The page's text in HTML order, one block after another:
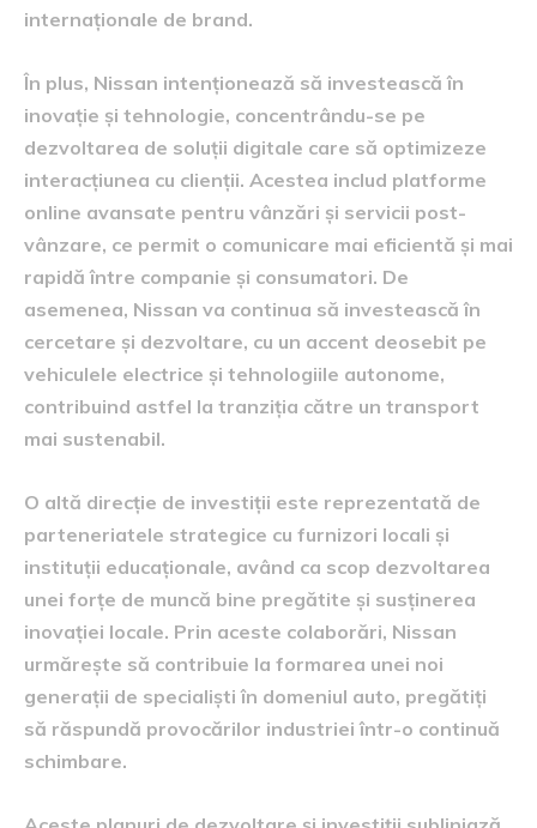
internaționale de brand.
În plus, Nissan intenționează să investească în
inovație și tehnologie, concentrându-se pe
dezvoltarea de soluții digitale care să optimizeze
interacțiunea cu clienții. Acestea includ platforme
online avansate pentru vânzări și servicii post-
vânzare, ce permit o comunicare mai eficientă și mai
rapidă între companie și consumatori. De
asemenea, Nissan va continua să investească în
cercetare și dezvoltare, cu un accent deosebit pe
vehiculele electrice și tehnologiile autonome,
contribuind astfel la tranziția către un transport
mai sustenabil.
O altă direcție de investiții este reprezentată de
parteneriatele strategice cu furnizori locali și
instituții educaționale, având ca scop dezvoltarea
unei forțe de muncă bine pregătite și susținerea
inovației locale. Prin aceste colaborări, Nissan
urmărește să contribuie la formarea unei noi
generații de specialiști în domeniul auto, pregătiți
să răspundă provocărilor industriei într-o continuă
schimbare.